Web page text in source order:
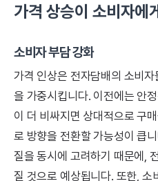
가격 상승이 소비자에
소비자 부담 강화
가격 인상은 전자담배의 소비
을 가중시킵니다. 이전에는 안
이 더 비싸지면 상대적으로 구
로 방향을 전환할 가능성이 큽
질을 동시에 고려하기 때문에,
질 것으로 예상됩니다. 또한, 소